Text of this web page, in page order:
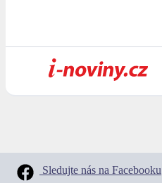
Sledujte nás na Facebooku